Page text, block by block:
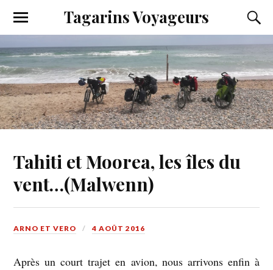
Tagarins Voyageurs
Tahiti et Moorea, les îles du
vent…(Malwenn)
ARNO ET VERO 4 AOÛT 2016
Après un court trajet en avion, nous arrivons enfin à